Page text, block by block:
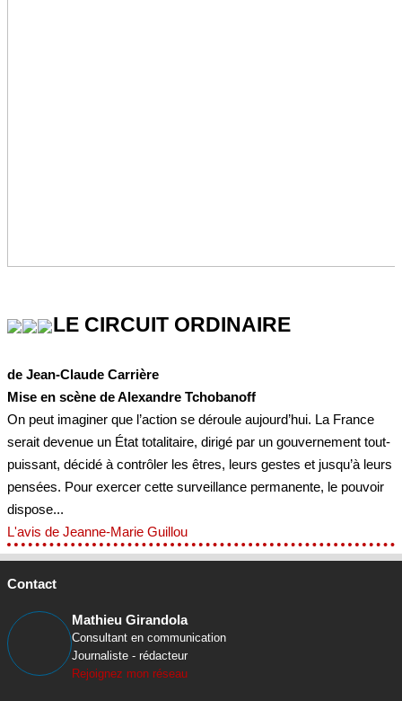
LE CIRCUIT ORDINAIRE
de Jean-Claude Carrière
Mise en scène de Alexandre Tchobanoff
On peut imaginer que l’action se déroule aujourd’hui. La France
serait devenue un État totalitaire, dirigé par un gouvernement tout-
puissant, décidé à contrôler les êtres, leurs gestes et jusqu’à leurs
pensées. Pour exercer cette surveillance permanente, le pouvoir
dispose...
L'avis de Jeanne-Marie Guillou
Contact
Mathieu Girandola
Consultant en communication
Journaliste - rédacteur
Rejoignez mon réseau